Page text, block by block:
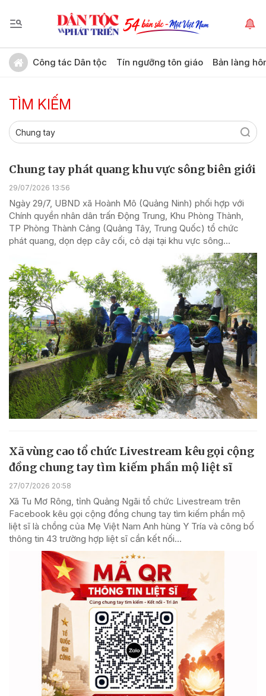
Công tác Dân tộc Tín ngưỡng tôn giáo Bản làng
TÌM KIẾM
Chung tay phát quang khu vực sông biên giới
29/07/2026 13:56
Ngày 29/7, UBND xã Hoành Mô (Quảng Ninh) phối hợp với
Chính quyền nhân dân trấn Động Trung, Khu Phòng Thành,
TP Phòng Thành Cảng (Quảng Tây, Trung Quốc) tổ chức
phát quang, dọn dẹp cây cối, cỏ dại tại khu vực sông...
Xã vùng cao tổ chức Livestream kêu gọi cộng
đồng chung tay tìm kiếm phần mộ liệt sĩ
27/07/2026 20:58
Xã Tu Mơ Rông, tỉnh Quảng Ngãi tổ chức Livestream trên
Facebook kêu gọi cộng đồng chung tay tìm kiếm phần mộ
liệt sĩ là chồng của Mẹ Việt Nam Anh hùng Y Tría và công bố
thông tin 43 trường hợp liệt sĩ cần kết nối...